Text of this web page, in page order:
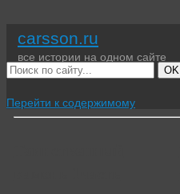
carsson.ru
все истории на одном сайте
OK
Перейти к содержимому